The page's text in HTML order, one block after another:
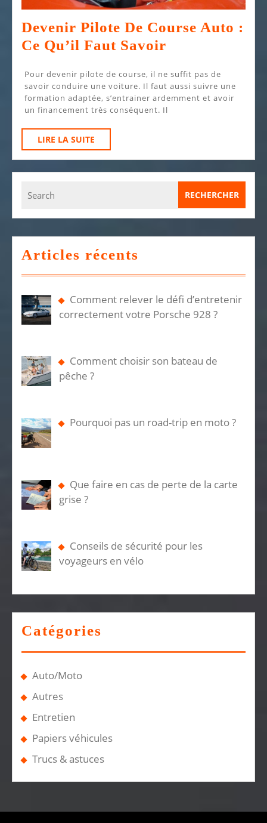
Devenir Pilote De Course Auto :
Ce Qu’il Faut Savoir
De
Course
Auto
Qu’il
Savoir
Pour devenir pilote de course, il ne suffit pas de
savoir conduire une voiture. Il faut aussi suivre une
formation adaptée, s’entrainer ardemment et avoir
un financement très conséquent. Il
LIRE LA SUITE
LA
SUITE
for:
Articles récents
Comment relever le défi d’entretenir
correctement votre Porsche 928 ?
Comment choisir son bateau de
pêche ?
Pourquoi pas un road-trip en moto ?
Que faire en cas de perte de la carte
grise ?
Conseils de sécurité pour les
voyageurs en vélo
Catégories
Auto/Moto
Autres
Entretien
Papiers véhicules
Trucs & astuces